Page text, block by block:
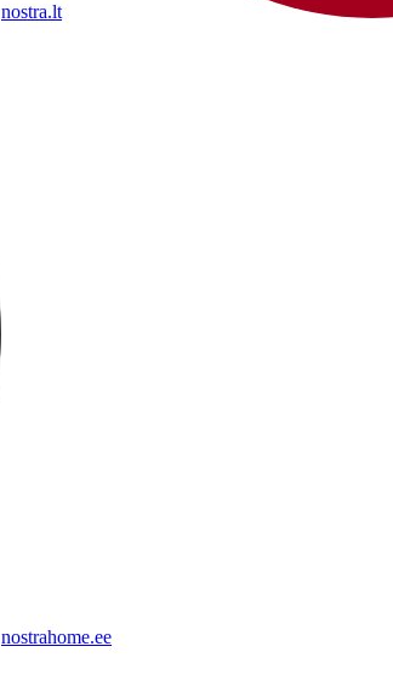
nostra.lt
nostrahome.ee